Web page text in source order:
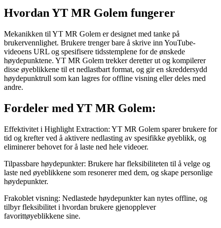
Hvordan YT MR Golem fungerer
Mekanikken til YT MR Golem er designet med tanke på
brukervennlighet. Brukere trenger bare å skrive inn YouTube-
videoens URL og spesifisere tidsstemplene for de ønskede
høydepunktene. YT MR Golem trekker deretter ut og kompilerer
disse øyeblikkene til et nedlastbart format, og gir en skreddersydd
høydepunktrull som kan lagres for offline visning eller deles med
andre.
Fordeler med YT MR Golem:
Effektivitet i Highlight Extraction: YT MR Golem sparer brukere for
tid og krefter ved å aktivere nedlasting av spesifikke øyeblikk, og
eliminerer behovet for å laste ned hele videoer.
Tilpassbare høydepunkter: Brukere har fleksibiliteten til å velge og
laste ned øyeblikkene som resonerer med dem, og skape personlige
høydepunkter.
Frakoblet visning: Nedlastede høydepunkter kan nytes offline, og
tilbyr fleksibilitet i hvordan brukere gjenopplever
favorittøyeblikkene sine.